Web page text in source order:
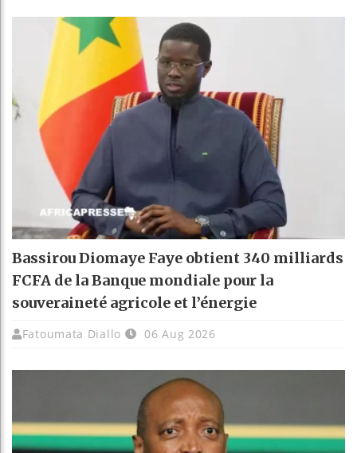
Bassirou Diomaye Faye obtient 340 milliards
FCFA de la Banque mondiale pour la
souveraineté agricole et l’énergie
Fatoumata Diallo 06 Aug 2026